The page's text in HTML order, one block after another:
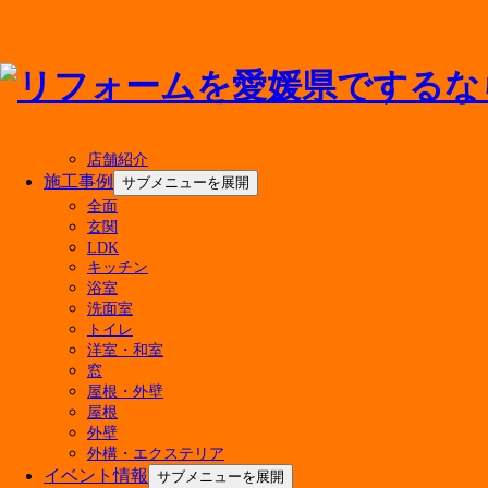
店舗紹介
施工事例
サブメニューを展開
全面
玄関
LDK
キッチン
浴室
洗面室
トイレ
洋室・和室
窓
屋根・外壁
屋根
外壁
外構・エクステリア
イベント情報 サブメニューを展開
メニューを閉じる
アドバンス・リフドについて
選ばれる理由
会社案内
代表挨拶
会社概要
経営理念
店舗紹介